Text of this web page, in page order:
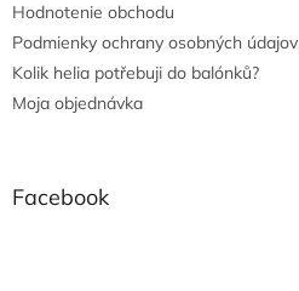
Hodnotenie obchodu
Podmienky ochrany osobných údajov
Kolik helia potřebuji do balónků?
Moja objednávka
Facebook